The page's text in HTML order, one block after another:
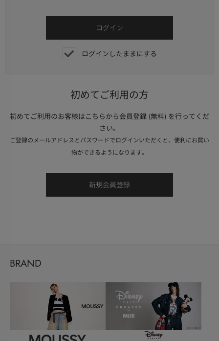
ログインしたままにする
初めてご利用の方
初めてご利用のお客様はこちらから会員登録 (無料) を行ってくだ
さい。
ご登録のメールアドレスとパスワードでログインいただくと、便利にお買い
物ができるようになります。
BRAND